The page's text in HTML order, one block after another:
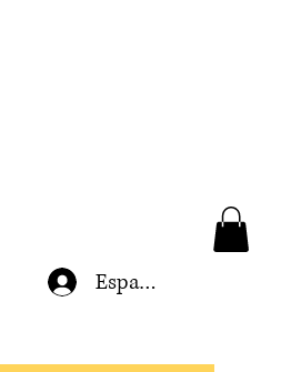
Espace membre